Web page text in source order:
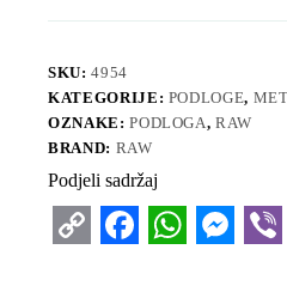
SKU:4954
KATEGORIJE: PODLOGE,
OZNAKE:PODLOGA,RAW
BRAND: RAW
Podjeli sadržaj